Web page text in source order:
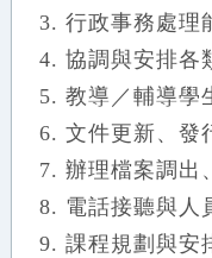
行政事務處理
協調與安排各
教導／輔導學
文件更新、發
辦理檔案調出
電話接聽與人
課程規劃與安